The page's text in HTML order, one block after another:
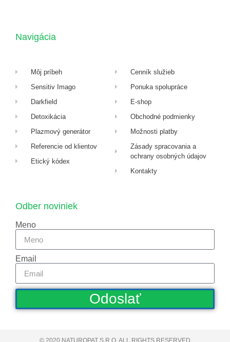
Navigácia
Môj príbeh
Sensitiv Imago
Darkfield
Detoxikácia
Plazmový generátor
Referencie od klientov
Etický kódex
Cenník služieb
Ponuka spolupráce
E-shop
Obchodné podmienky
Možnosti platby
Zásady spracovania a
ochrany osobných údajov
Kontakty
Odber noviniek
Meno
Email
Odoslať